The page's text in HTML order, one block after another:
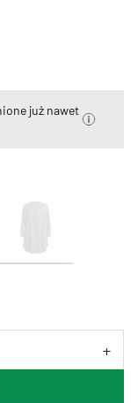
już nawet